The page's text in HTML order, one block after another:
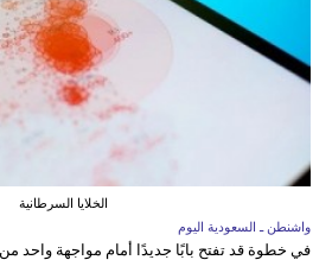
الخلايا السرطانية
واشنطن ـ السعودية اليوم
في خطوة قد تفتح بابًا جديدًا أمام مواجهة واحد